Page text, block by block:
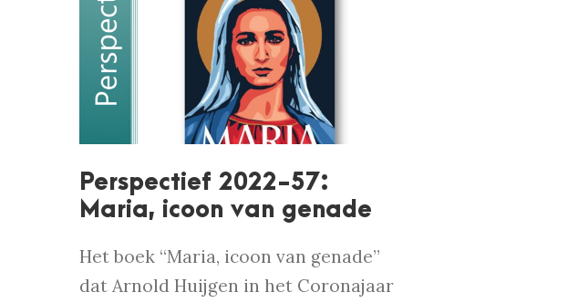
Perspectief 2022-57:
Maria, icoon van genade
Het boek “Maria, icoon van genade”
dat Arnold Huijgen in het Coronajaar